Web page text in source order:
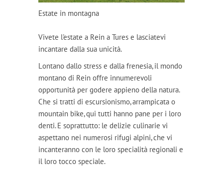
Estate in montagna
Vivete l'estate a Rein a Tures e lasciatevi
incantare dalla sua unicità.
Lontano dallo stress e dalla frenesia, il mondo
montano di Rein offre innumerevoli
opportunità per godere appieno della natura.
Che si tratti di escursionismo, arrampicata o
mountain bike, qui tutti hanno pane per i loro
denti. E soprattutto: le delizie culinarie vi
aspettano nei numerosi rifugi alpini, che vi
incanteranno con le loro specialità regionali e
il loro tocco speciale.